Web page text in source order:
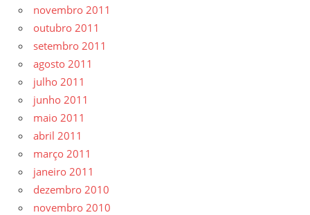
novembro 2011
outubro 2011
setembro 2011
agosto 2011
julho 2011
junho 2011
maio 2011
abril 2011
março 2011
janeiro 2011
dezembro 2010
novembro 2010